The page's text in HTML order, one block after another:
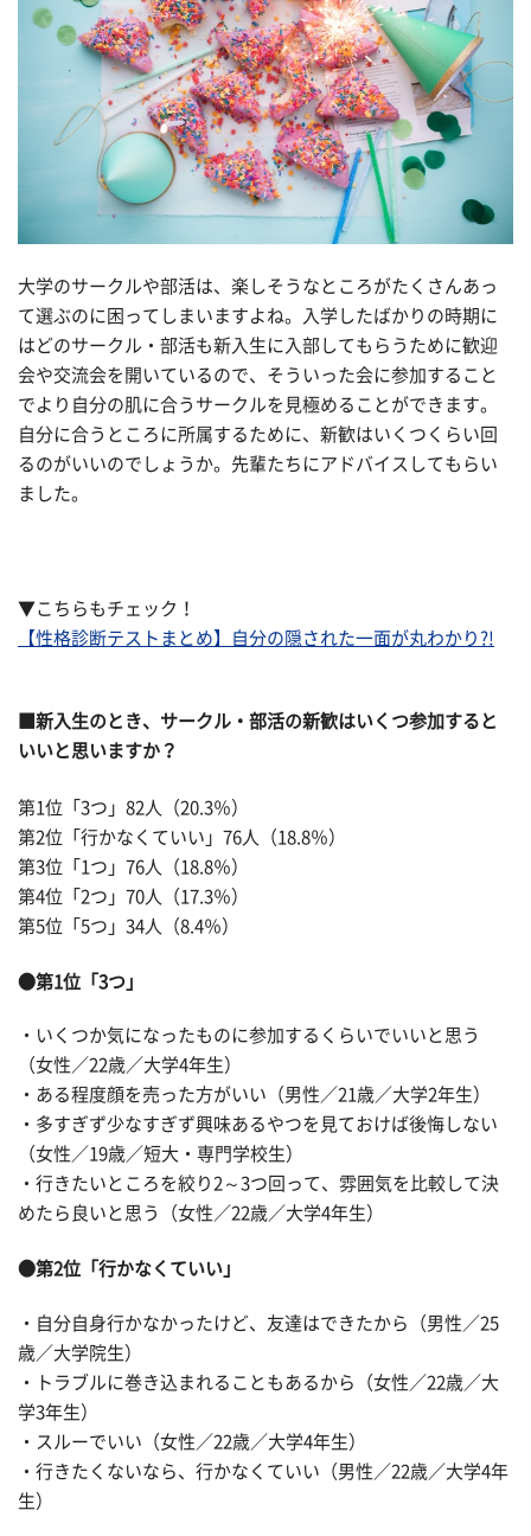
大学のサークルや部活は、楽しそうなところがたくさんあっ
て選ぶのに困ってしまいますよね。入学したばかりの時期に
はどのサークル・部活も新入生に入部してもらうために歓迎
会や交流会を開いているので、そういった会に参加すること
でより自分の肌に合うサークルを見極めることができます。
自分に合うところに所属するために、新歓はいくつくらい回
るのがいいのでしょうか。先輩たちにアドバイスしてもらい
ました。
▼こちらもチェック！
【性格診断テストまとめ】自分の隠された一面が丸わかり?!
■新入生のとき、サークル・部活の新歓はいくつ参加すると
いいと思いますか？
第1位「3つ」82人（20.3％）
第2位「行かなくていい」76人（18.8％）
第3位「1つ」76人（18.8％）
第4位「2つ」70人（17.3％）
第5位「5つ」34人（8.4％）
●第1位「3つ」
・いくつか気になったものに参加するくらいでいいと思う
（女性／22歳／大学4年生）
・ある程度顔を売った方がいい（男性／21歳／大学2年生）
・多すぎず少なすぎず興味あるやつを見ておけば後悔しない
（女性／19歳／短大・専門学校生）
・行きたいところを絞り2～3つ回って、雰囲気を比較して決
めたら良いと思う（女性／22歳／大学4年生）
●第2位「行かなくていい」
・自分自身行かなかったけど、友達はできたから（男性／25
歳／大学院生）
・トラブルに巻き込まれることもあるから（女性／22歳／大
学3年生）
・スルーでいい（女性／22歳／大学4年生）
・行きたくないなら、行かなくていい（男性／22歳／大学4年
生）